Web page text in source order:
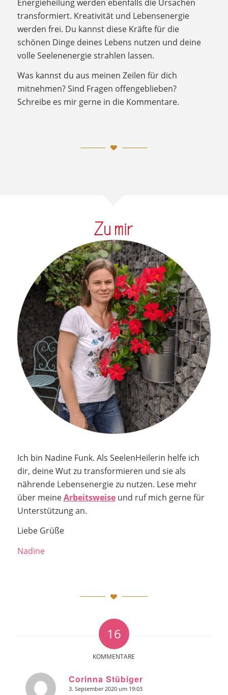
Energieheilung werden ebenfalls die Ursachen
transformiert. Kreativität und Lebensenergie
werden frei. Du kannst diese Kräfte für die
schönen Dinge deines Lebens nutzen und deine
volle Seelenenergie strahlen lassen.
Was kannst du aus meinen Zeilen für dich
mitnehmen? Sind Fragen offengeblieben?
Schreibe es mir gerne in die Kommentare.
Zu mir
Ich bin Nadine Funk. Als SeelenHeilerin helfe ich
dir, deine Wut zu transformieren und sie als
nährende Lebensenergie zu nutzen. Lese mehr
über meineArbeitsweiseund ruf mich gerne für
Unterstützung an.
Liebe Grüße
Nadine
16
KOMMENTARE
Corinna Stübiger
sagte:
3. September 2020 um 19:03